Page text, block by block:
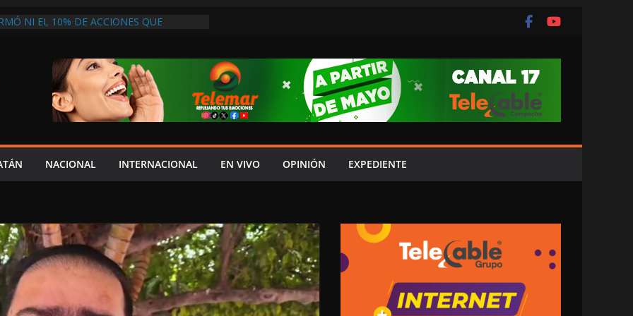
NI EL 10% DE ACCIONES QUE
DE OSORIO EN PUEBLA
MORENISTA Y EXIGEN SU
MANDATO
OPORTUNIDAD DE VIVIR”: MADRE
EN ATENCIÓN DEL IMSS TRAS PERDER
CARPETA DE INVESTIGACIÓN POR
NACIONAL INTERNACIONAL EN VIVO OPINIÓN EXPEDIENTE